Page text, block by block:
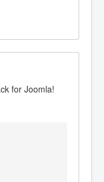
for Joomla!